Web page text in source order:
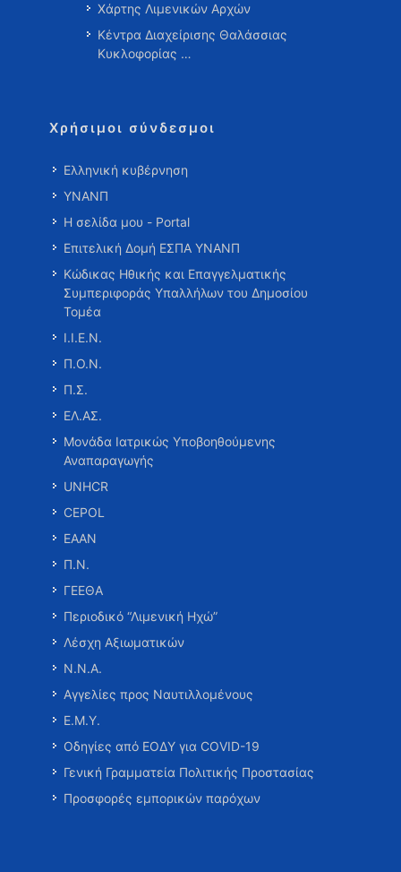
Χάρτης Λιμενικών Αρχών
Κέντρα Διαχείρισης Θαλάσσιας
Κυκλοφορίας …
Χρήσιμοι σύνδεσμοι
Ελληνική κυβέρνηση
ΥΝΑΝΠ
Η σελίδα μου - Portal
Επιτελική Δομή ΕΣΠΑ ΥΝΑΝΠ
Κώδικας Ηθικής και Επαγγελματικής
Συμπεριφοράς Υπαλλήλων του Δημοσίου
Τομέα
Ι.Ι.Ε.Ν.
Π.Ο.Ν.
Π.Σ.
ΕΛ.ΑΣ.
Μονάδα Ιατρικώς Υποβοηθούμενης
Αναπαραγωγής
UNHCR
CEPOL
ΕΑΑΝ
Π.Ν.
ΓΕΕΘΑ
Περιοδικό “Λιμενική Ηχώ”
Λέσχη Αξιωματικών
Ν.Ν.Α.
Αγγελίες προς Ναυτιλλομένους
Ε.Μ.Υ.
Οδηγίες από ΕΟΔΥ για COVID-19
Γενική Γραμματεία Πολιτικής Προστασίας
Προσφορές εμπορικών παρόχων